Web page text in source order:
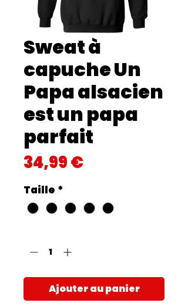
Sweat à
capuche Un
Papa alsacien
est un papa
parfait
34,99 €Prix
Taille *
Ajouter au panier